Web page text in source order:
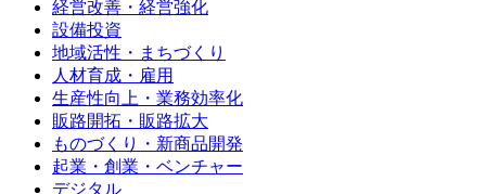
経営改善・経営強化
設備投資
地域活性・まちづくり
人材育成・雇用
生産性向上・業務効率化
販路開拓・販路拡大
ものづくり・新商品開発
起業・創業・ベンチャー
デジタル